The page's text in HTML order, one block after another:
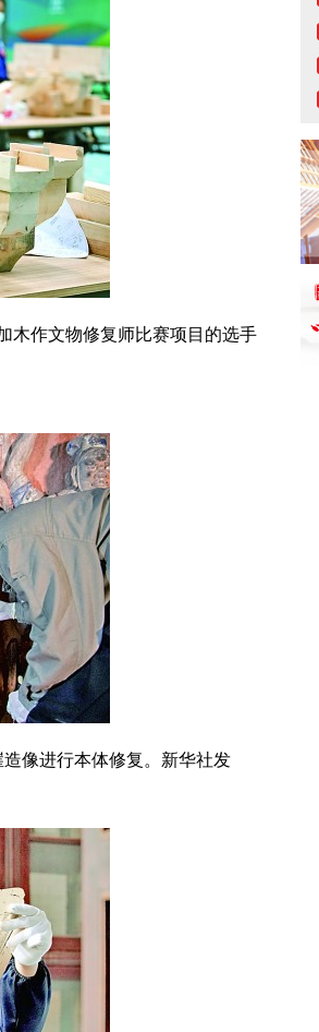
作文物修复师比赛项目的选手
像进行本体修复。新华社发